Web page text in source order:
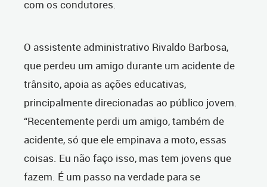
com os condutores.
O assistente administrativo Rivaldo Barbosa,
que perdeu um amigo durante um acidente de
trânsito, apoia as ações educativas,
principalmente direcionadas ao público jovem.
“Recentemente perdi um amigo, também de
acidente, só que ele empinava a moto, essas
coisas. Eu não faço isso, mas tem jovens que
fazem. É um passo na verdade para se